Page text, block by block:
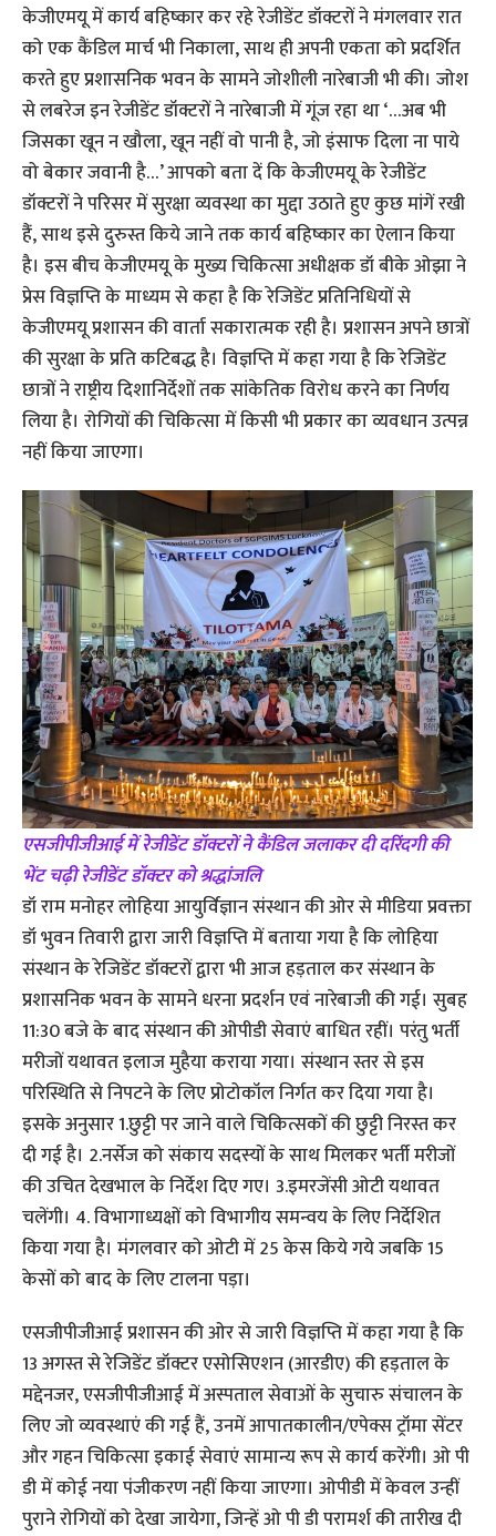
केजीएमयू में कार्य बहिष्कार कर रहे रेजीडेंट डॉक्टरों ने मंगलवार रात
को एक कैंडिल मार्च भी निकाला, साथ ही अपनी एकता को प्रदर्शित
करते हुए प्रशासनिक भवन के सामने जोशीली नारेबाजी भी की। जोश
से लबरेज इन रेजीडेंट डॉक्टरों ने नारेबाजी में गूंज रहा था ‘…अब भी
जिसका खून न खौला, खून नहीं वो पानी है, जो इंसाफ दिला ना पाये
वो बेकार जवानी है…’ आपको बता दें कि केजीएमयू के रेजीडेंट
डॉक्टरों ने परिसर में सुरक्षा व्यवस्था का मुद्दा उठाते हुए कुछ मांगें रखी
हैंं, साथ इसे दुरुस्त किये जाने तक कार्य बहिष्कार का ऐलान किया
है। इस बीच केजीएमयू के मुख्य चिकित्सा अधीक्षक डॉ बीके ओझा ने
प्रेस विज्ञप्ति के माध्यम से कहा है कि रेजिडेंट प्रतिनिधियों से
केजीएमयू प्रशासन की वार्ता सकारात्मक रही है। प्रशासन अपने छात्रों
की सुरक्षा के प्रति कटिबद्ध है। विज्ञप्ति में कहा गया है कि रेजिडेंट
छात्रों ने राष्ट्रीय दिशानिर्देशों तक सांकेतिक विरोध करने का निर्णय
लिया है। रोगियों की चिकित्सा में किसी भी प्रकार का व्यवधान उत्पन्न
नहीं किया जाएगा।
एसजीपीजीआई में रेजीडेंट डॉक्टरों ने कैंडिल जलाकर दी दरिंदगी की
भेंट चढ़ी रेजीडेंट डॉक्टर को श्रद्धांजलि
डॉ राम मनोहर लोहिया आयुर्विज्ञान संस्थान की ओर से मीडिया प्रवक्ता
डॉ भुवन तिवारी द्वारा जारी विज्ञप्ति में बताया गया है कि लोहिया
संस्थान के रेजिडेंट डॉक्टरों द्वारा भी आज हड़ताल कर संस्थान के
प्रशासनिक भवन के सामने धरना प्रदर्शन एवं नारेबाजी की गई। सुबह
11:30 बजे के बाद संस्थान की ओपीडी सेवाएं बाधित रहीं। परंतु भर्ती
मरीजों यथावत इलाज मुहैया कराया गया। संस्थान स्तर से इस
परिस्थिति से निपटने के लिए प्रोटोकॉल निर्गत कर दिया गया है।
इसके अनुसार 1.छुट्टी पर जाने वाले चिकित्सकों की छुट्टी निरस्त कर
दी गई है। 2.नर्सेज को संकाय सदस्यों के साथ मिलकर भर्ती मरीजों
की उचित देखभाल के निर्देश दिए गए। 3.इमरजेंसी ओटी यथावत
चलेंगी। 4. विभागाध्यक्षों को विभागीय समन्वय के लिए निर्देशित
किया गया है। मंगलवार को ओटी में 25 केस किये गये जबकि 15
केसों को बाद के लिए टालना पड़ा।
एसजीपीजीआई प्रशासन की ओर से जारी विज्ञप्ति में कहा गया है कि
13 अगस्त से रेजिडेंट डॉक्टर एसोसिएशन (आरडीए) की हड़ताल के
मद्देनजर, एसजीपीजीआई में अस्पताल सेवाओं के सुचारु संचालन के
लिए जो व्यवस्थाएं की गई हैं, उनमें आपातकालीन/एपेक्स ट्रॉमा सेंटर
और गहन चिकित्सा इकाई सेवाएं सामान्य रूप से कार्य करेंगी। ओ पी
डी में कोई नया पंजीकरण नहीं किया जाएगा। ओपीडी में केवल उन्हीं
पुराने रोगियों को देखा जायेगा, जिन्हें ओ पी डी परामर्श की तारीख दी